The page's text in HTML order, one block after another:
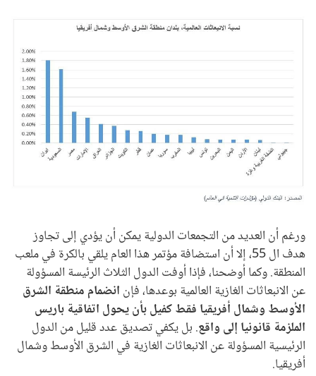
ورغم أن العديد من التجمعات الدولية يمكن أن يؤدي إلى تجاوز
هدف ال 55، إلا أن استضافة مؤتمر هذا العام يلقي بالكرة في ملعب
المنطقة. وكما أوضحنا، فإذا أوفت الدول الثلاث الرئيسة المسؤولة
عن الانبعاثات الغازية العالمية بوعدها، فإن انضمام منطقة الشرق
الأوسط وشمال أفريقيا فقط كفيل بأن يحول اتفاقية باريس
الملزمة قانونيا إلى واقع. بل يكفي تصديق عدد قليل من الدول
الرئيسية المسؤولة عن الانبعاثات الغازية في الشرق الأوسط وشمال
أفريقيا.